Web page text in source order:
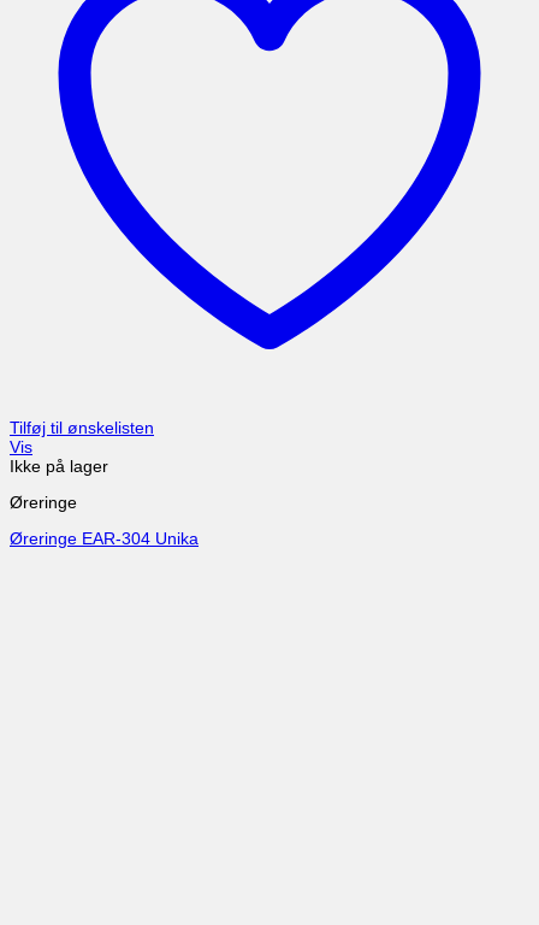
Tilføj til ønskelisten
Vis
Ikke på lager
Øreringe
Øreringe EAR-304 Unika